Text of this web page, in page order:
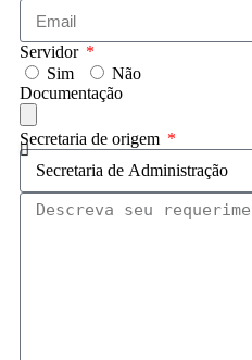
Servidor
Sim
Não
Documentação
Secretaria de origem